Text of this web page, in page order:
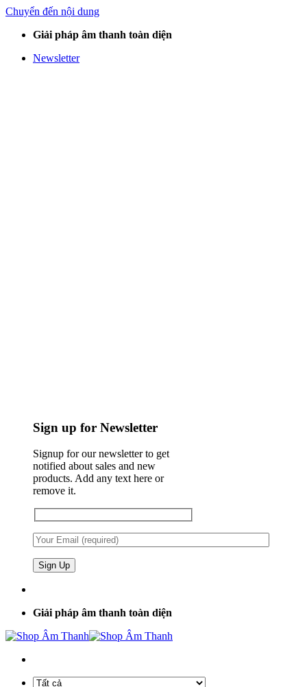
Chuyển đến nội dung
Giải pháp âm thanh toàn diện
Newsletter
Sign up for Newsletter
Signup for our newsletter to get
notified about sales and new
products. Add any text here or
remove it.
Giải pháp âm thanh toàn diện